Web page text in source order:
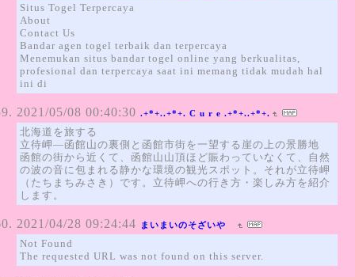
Situs Togel Terpercaya
About
Contact Us
Bandar agen togel terbaik dan terpercaya
Menemukan situs bandar togel online yang berkualitas,
profesional dan terpercaya saat ini memang tidak mudah hal
ini di
2021/05/08 00:40:30 .+*+..+*+. C u r e .+*+..+*+.
北海道を旅する
立待岬―函館山の裏側と函館市街を一望する崖の上の景勝地
函館の街から近くて、函館山山頂ほど賑わっていなくて、自然
の波の音に包まれる静かな環境の観光スポット。それが立待岬
（たちまちみさき）です。立待岬への行き方・楽しみ方を紹介
します。
2021/04/28 09:24:44 まいまいのそざいや
Not Found
The requested URL was not found on this server.